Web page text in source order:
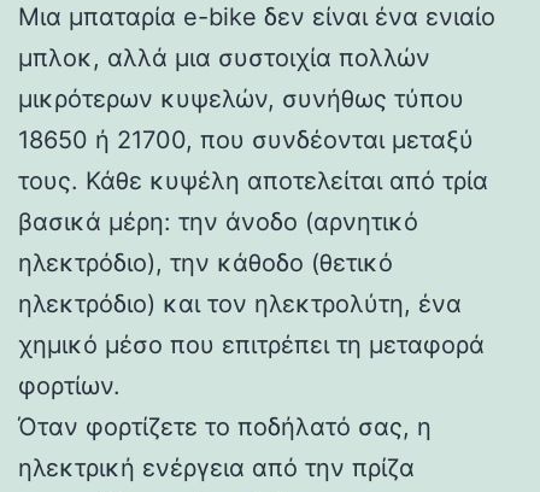
Μια μπαταρία e-bike δεν είναι ένα ενιαίο
μπλοκ, αλλά μια συστοιχία πολλών
μικρότερων κυψελών, συνήθως τύπου
18650 ή 21700, που συνδέονται μεταξύ
τους. Κάθε κυψέλη αποτελείται από τρία
βασικά μέρη: την άνοδο (αρνητικό
ηλεκτρόδιο), την κάθοδο (θετικό
ηλεκτρόδιο) και τον ηλεκτρολύτη, ένα
χημικό μέσο που επιτρέπει τη μεταφορά
φορτίων.
Όταν φορτίζετε το ποδήλατό σας, η
ηλεκτρική ενέργεια από την πρίζα